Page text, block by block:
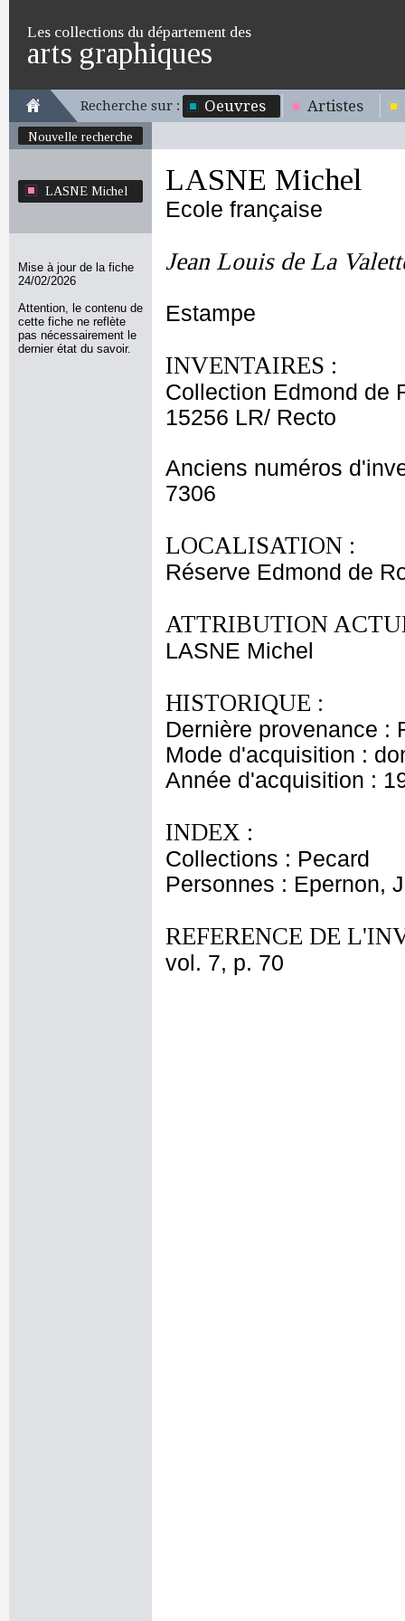
Les collections du département des
arts graphiques
Recherche sur : Oeuvres Artistes
Nouvelle recherche
LASNE Michel
Mise à jour de la fiche
24/02/2026
Attention, le contenu de
cette fiche ne reflète
pas nécessairement le
dernier état du savoir.
LASNE Michel
Ecole française
Jean Louis de La
Estampe
INVENTAIRES :
Collection Edmond de
15256 LR/ Recto
Anciens numéros
7306
LOCALISATION :
Réserve Edmond de
ATTRIBUTION
LASNE Michel
HISTORIQUE :
Dernière provenance :
Mode d'acquisition :
Année d'acquisition :
INDEX :
Collections : Pecard
Personnes : Epernon,
REFERENCE DE
vol. 7, p. 70